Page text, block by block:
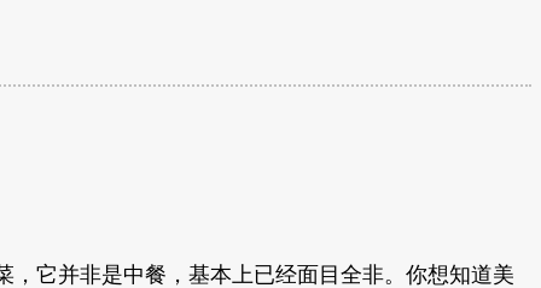
它并非是中餐，基本上已经面目全非。你想知道美